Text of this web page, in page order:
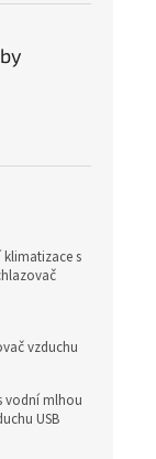
s
vzduchu
vodní mlhou
USB